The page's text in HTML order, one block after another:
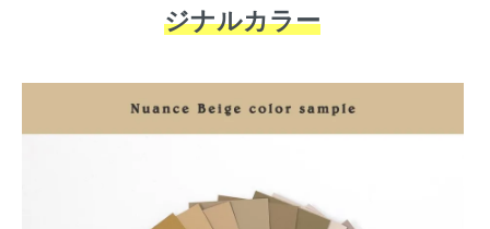
ジナルカラー